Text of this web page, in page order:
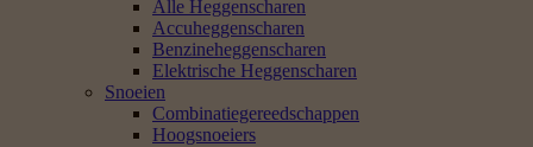
Alle Heggenscharen
Accuheggenscharen
Benzineheggenscharen
Elektrische Heggenscharen
Snoeien
Combinatiegereedschappen
Hoogsnoeiers